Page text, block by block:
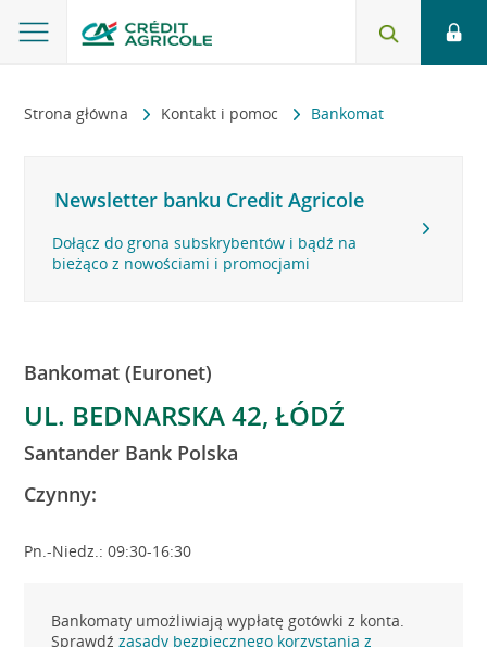
Strona główna Kontakt i pomoc Bankomat
Newsletter banku Credit Agricole
Dołącz do grona subskrybentów i bądź na
bieżąco z nowościami i promocjami
Bankomat (Euronet)
UL. BEDNARSKA 42, ŁÓDŹ
Santander Bank Polska
Czynny:
Pn.-Niedz.: 09:30-16:30
Bankomaty umożliwiają wypłatę gotówki z konta.
Sprawdźzasady bezpiecznego korzystania z